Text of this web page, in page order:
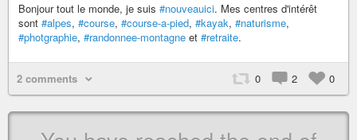
Bonjour tout le monde, je suis #nouveauici. Mes centres d'intérêt
sont #alpes, #course, #course-a-pied, #kayak, #naturisme,
#photgraphie, #randonnee-montagne et #retraite.
2 comments 0 2 0